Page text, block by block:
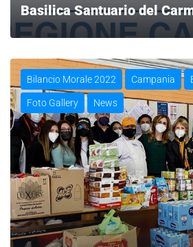
Basilica Santuario del
LEGGI
Bilancio Morale 2022 Campania
Foto Gallery News